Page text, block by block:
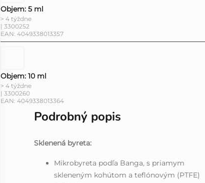
Objem: 5 ml
> 4 týždne
| 3300252
EAN: 4049338013357
Objem: 10 ml
> 4 týždne
| 3300260
EAN: 4049338013364
Podrobný popis
Sklenená byreta:
Mikrobyreta podľa Banga, s priamym
skleneným kohútom a teflónovým (PTFE)